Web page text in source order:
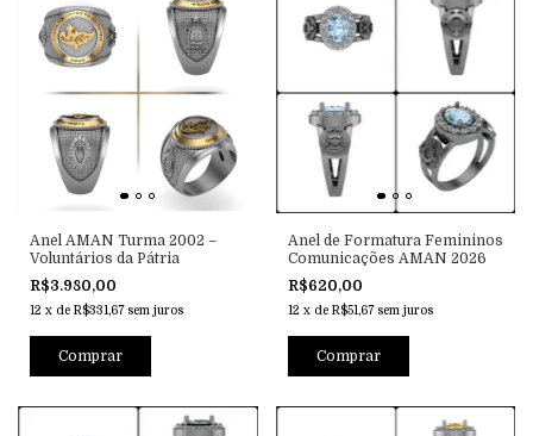
Anel AMAN Turma 2002 –
Voluntários da Pátria
R$3.980,00
12 x de R$331,67 sem juros
Comprar
Anel de Formatura Femininos
Comunicações AMAN 2026
R$620,00
12 x de R$51,67 sem juros
Comprar